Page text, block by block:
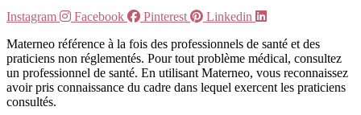
Instagram
Facebook Pinterest
Linkedin
Materneo référence à la fois des professionnels de santé et des
praticiens non réglementés. Pour tout problème médical, consultez
un professionnel de santé. En utilisant Materneo, vous reconnaissez
avoir pris connaissance du cadre dans lequel exercent les praticiens
consultés.